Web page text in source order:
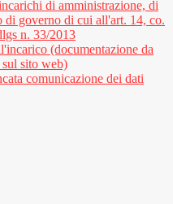
di amministrazione, di
di governo di cui all'art. 14, co.
n. 33/2013
(documentazione da
sito web)
comunicazione dei dati